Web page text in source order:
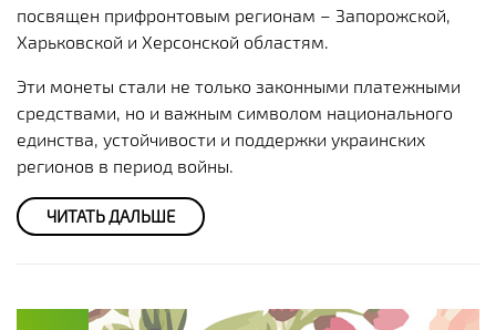
посвящен прифронтовым регионам – Запорожской,
Харьковской и Херсонской областям.
Эти монеты стали не только законными платежными
средствами, но и важным символом национального
единства, устойчивости и поддержки украинских
регионов в период войны.
ЧИТАТЬ ДАЛЬШЕ